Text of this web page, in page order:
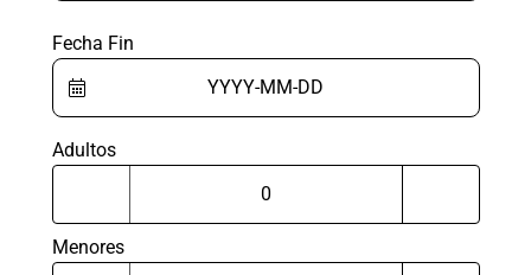
Fecha Fin
Adultos
Menores